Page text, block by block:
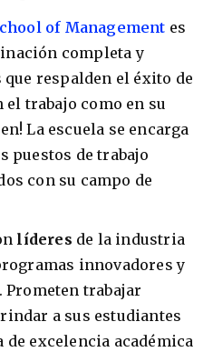
of Management es
completa y
respalden el éxito de
trabajo como en su
La escuela se encarga
puestos de trabajo
con su campo de
líderes de la industria
innovadores y
. Prometen trabajar
a sus estudiantes
excelencia académica